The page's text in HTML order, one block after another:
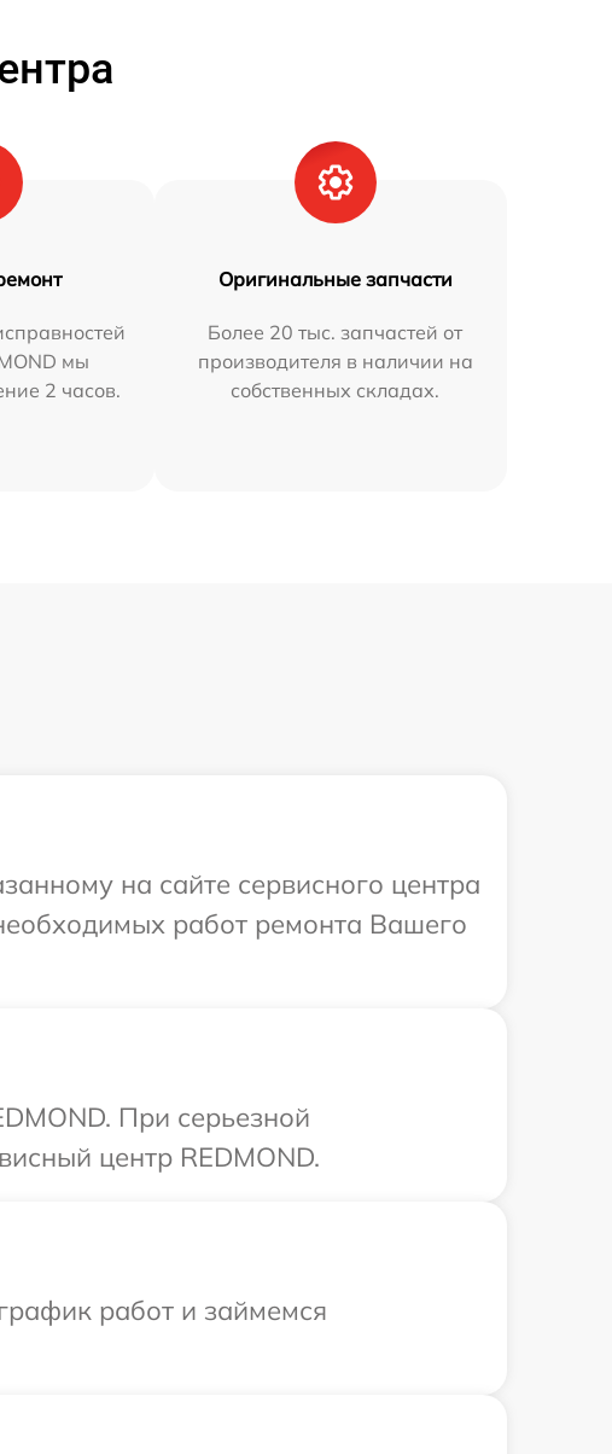
мы
2 часов.
Оригинальные запчасти
Более 20 тыс. запчастей от
производителя в наличии на
собственных складах.
на сайте сервисного центра
работ ремонта Вашего
При серьезной
центр REDMOND.
работ и займемся